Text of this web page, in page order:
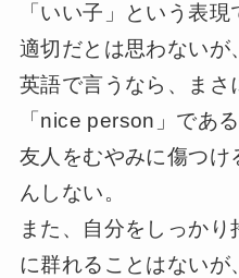
「いい子」という表
適切だとは思わないが、
英語で言うなら、まさ
「nice person」である
友人をむやみに傷つけ
んしない。
また、自分をしっか
に群れることはないが、